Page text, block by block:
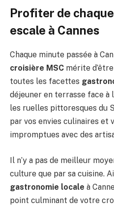
Profiter de
escale à Cannes
Chaque minute passée à
croisière MSC mérite
toutes les facettes
déjeuner en terrasse face à
les ruelles pittoresques du
par vos envies culinaires et
impromptues avec des
Il n’y a pas de meilleur
culture que par sa cuisine.
gastronomie locale à
point culminant de votre